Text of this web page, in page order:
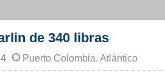
de 340 libras
Puerto Colombia, Atlántico